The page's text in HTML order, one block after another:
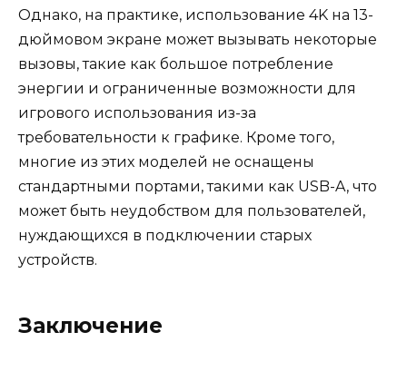
Однако, на практике, использование 4K на 13-
дюймовом экране может вызывать некоторые
вызовы, такие как большое потребление
энергии и ограниченные возможности для
игрового использования из-за
требовательности к графике. Кроме того,
многие из этих моделей не оснащены
стандартными портами, такими как USB-A, что
может быть неудобством для пользователей,
нуждающихся в подключении старых
устройств.
Заключение